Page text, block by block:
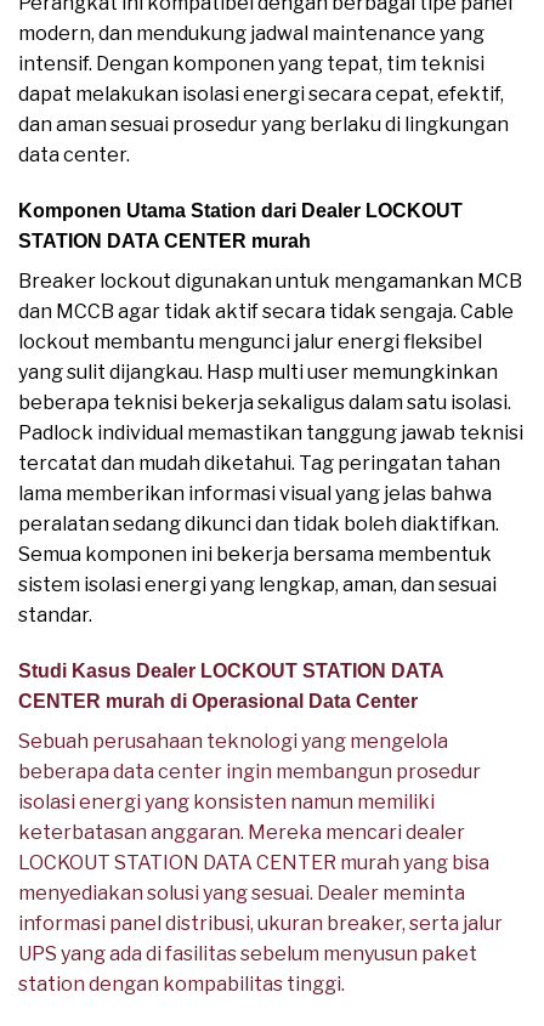
modern, dan mendukung jadwal maintenance yang
intensif. Dengan komponen yang tepat, tim teknisi
dapat melakukan isolasi energi secara cepat, efektif,
dan aman sesuai prosedur yang berlaku di lingkungan
data center.
Komponen Utama Station dari Dealer LOCKOUT
STATION DATA CENTER murah
Breaker lockout digunakan untuk mengamankan MCB
dan MCCB agar tidak aktif secara tidak sengaja. Cable
lockout membantu mengunci jalur energi fleksibel
yang sulit dijangkau. Hasp multi user memungkinkan
beberapa teknisi bekerja sekaligus dalam satu isolasi.
Padlock individual memastikan tanggung jawab teknisi
tercatat dan mudah diketahui. Tag peringatan tahan
lama memberikan informasi visual yang jelas bahwa
peralatan sedang dikunci dan tidak boleh diaktifkan.
Semua komponen ini bekerja bersama membentuk
sistem isolasi energi yang lengkap, aman, dan sesuai
standar.
Studi Kasus Dealer LOCKOUT STATION DATA
CENTER murah di Operasional Data Center
Sebuah perusahaan teknologi yang mengelola
beberapa data center ingin membangun prosedur
isolasi energi yang konsisten namun memiliki
keterbatasan anggaran. Mereka mencari dealer
LOCKOUT STATION DATA CENTER murah yang bisa
menyediakan solusi yang sesuai. Dealer meminta
informasi panel distribusi, ukuran breaker, serta jalur
UPS yang ada di fasilitas sebelum menyusun paket
station dengan kompabilitas tinggi.